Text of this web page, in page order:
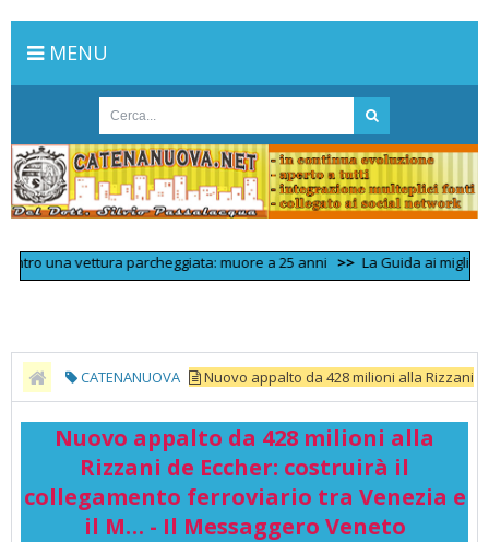
MENU
vettura parcheggiata: muore a 25 anni >> La Guida ai migliori 100
CATENANUOVA Nuovo appalto da 428 milioni alla Rizzani
de Eccher: costruirà il collegamento ferroviario tra Venezia e il M… - Il
Messaggero Veneto
Nuovo appalto da 428 milioni alla
Rizzani de Eccher: costruirà il
collegamento ferroviario tra Venezia e
il M… - Il Messaggero Veneto